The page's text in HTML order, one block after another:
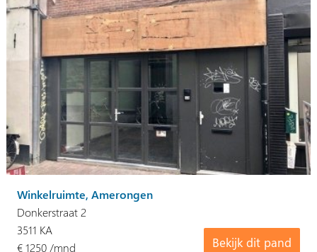
Winkelruimte, Amerongen
Donkerstraat 2
Bekijk dit pand
3511 KA
€ 1250 /mnd